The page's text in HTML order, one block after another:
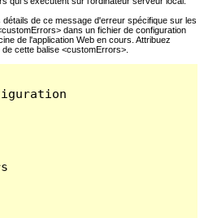
de ce message d'erreur spécifique sur les
dans un fichier de configuration
de l'application Web en cours. Attribuez
cette balise <customErrors>.